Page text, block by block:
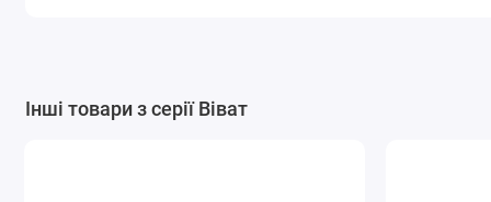
Інші товари з серії Віват